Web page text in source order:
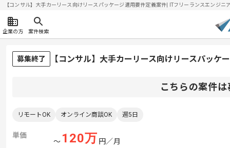
【コンサル】大手カーリース向けリースパッケージ適用要件定義案件| ITフリーランスエンジ
企業の方 案件検索
募集終了 【コンサル】大手カーリース向けリースパッ
こちらの案件
リモートOK オンライン商談OK 週5日
単価
〜 120万 円／月